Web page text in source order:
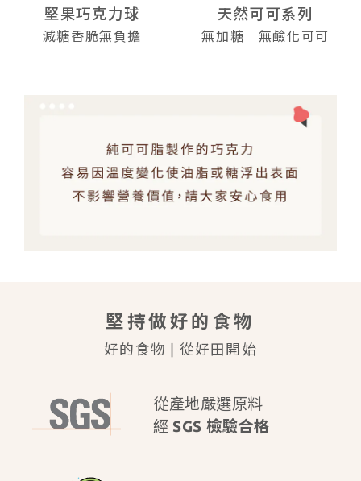
堅果巧克力球
減糖香脆無負擔
天然可可系列
無加糖｜無鹼化可可
堅持做好的食物
好的食物 | 從好田開始
從產地嚴選原料
經 SGS 檢驗合格